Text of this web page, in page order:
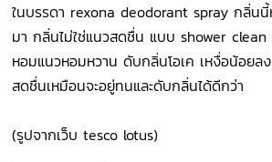
ในบรรดา rexona deodorant spray กลิ่นนี้
มา กลิ่นไม่ใช่แนวสดชื่น แบบ shower
หอมแนวหอมหวาน ดับกลิ่นโอเค เหงื่อน้อยล
สดชื่นเหมือนจะอยู่ทนและดับกลิ่นได้ดีกว่า
(รูปจากเว็บ tesco lotus)